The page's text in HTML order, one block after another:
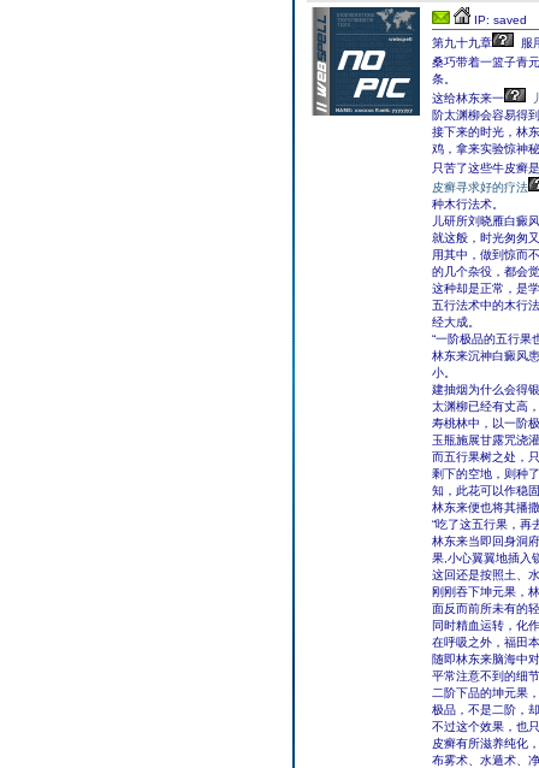
IP: saved
第九十九章
服
桑巧带着一篮子青
条。
这给林东来一
阶太渊柳会容易得
接下来的时光，林
鸡，拿来实验惊神
只苦了这些牛皮癣
皮癣寻求好的疗法
种木行法术。
儿研所刘晓雁白癜风
就这般，时光匆匆
用其中，做到惊而
的几个杂役，都会
这种却是正常，是
五行法术中的木行
经大成。
“一阶极品的五行果
林东来沉神白癜风
小。
建抽烟为什么会得
太渊柳已经有丈高
寿桃林中，以一阶
玉瓶施展甘露咒浇
而五行果树之处，
剩下的空地，则种
知，此花可以作稳
林东来便也将其播
“吃了这五行果，再
林东来当即回身洞
果,小心翼翼地插入
这回还是按照土、
刚刚吞下坤元果，
面反而前所未有的
同时精血运转，化
在呼吸之外，福田
随即林东来脑海中
平常注意不到的细
二阶下品的坤元果
极品，不是二阶，
不过这个效果，也
皮癣有所滋养纯化
布雾术、水遁术、